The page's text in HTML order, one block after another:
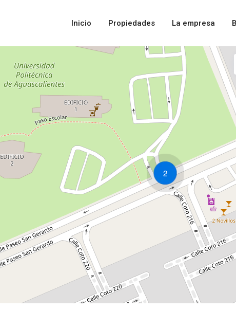
Inicio Propiedades La empresa
2